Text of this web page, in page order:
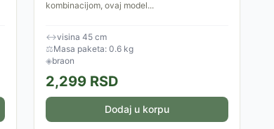
kombinacijom, ovaj model...
↔visina 45 cm
⚖Masa paketa: 0.6 kg
◈braon
2,299 RSD
Dodaj u korpu